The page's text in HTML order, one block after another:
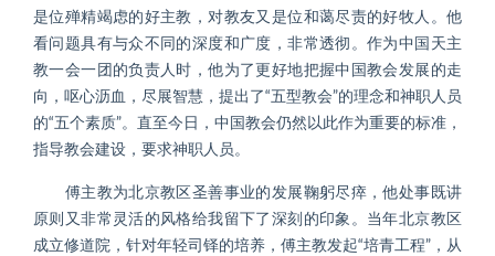
是位殚精竭虑的好主教，对教友又是位和蔼尽责的好牧人。他
看问题具有与众不同的深度和广度，非常透彻。作为中国天主
教一会一团的负责人时，他为了更好地把握中国教会发展的走
向，呕心沥血，尽展智慧，提出了“五型教会”的理念和神职人员
的“五个素质”。直至今日，中国教会仍然以此作为重要的标准，
指导教会建设，要求神职人员。
傅主教为北京教区圣善事业的发展鞠躬尽瘁，他处事既讲
原则又非常灵活的风格给我留下了深刻的印象。当年北京教区
成立修道院，针对年轻司铎的培养，傅主教发起“培青工程”，从